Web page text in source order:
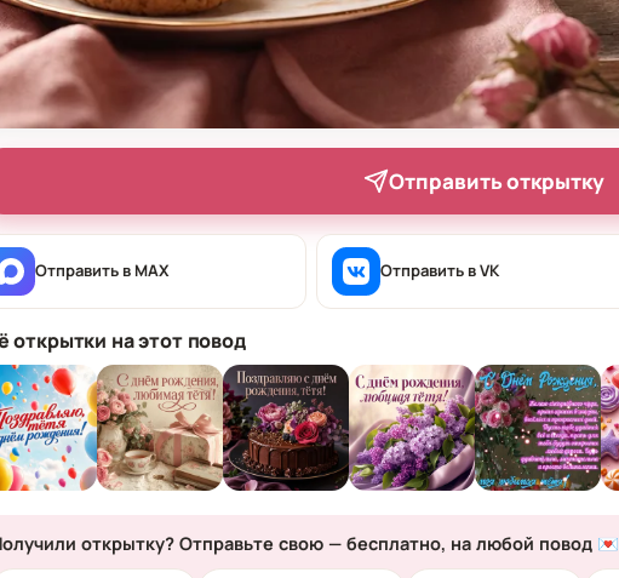
Отправить открытку
Отправить в MAX Отправить в VK
открытки на этот повод
открытку? Отправьте свою — бесплатно, на любой повод 💌